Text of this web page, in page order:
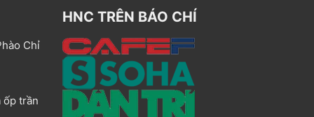
Chỉ
ốp trần
HNC TRÊN BÁO CHÍ